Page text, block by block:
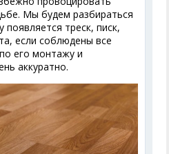
Мы будем разбираться
треск, писк,
если соблюдены все
его монтажу и
аккуратно.